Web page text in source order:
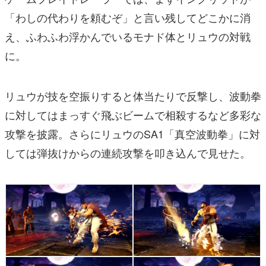
「わしの代わりを頼むぞ」と言い残してどこかに消
え、ふわふわ浮かんでいるモナド体とリュウの対戦
に。
リュウが技を空振りすると体当たりで反撃し、波動拳
に対してはまっすぐ飛ぶビームで相殺するなど多彩な
攻撃を披露。さらにリュウのSA1「真空波動拳」に対
しては弾抜けからの連続攻撃を叩き込んで見せた。